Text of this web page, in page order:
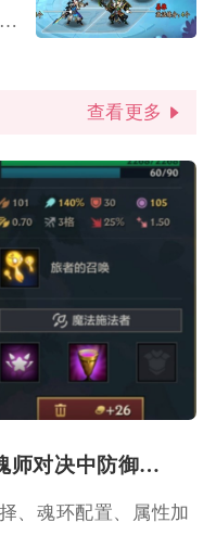
完整参与少年三国志分为客户端下载注册、服务器选区创建角色、各...
查看更多
斗罗大陆怎样提高魂师对决中防御战斗力
、魂环配置、属性加